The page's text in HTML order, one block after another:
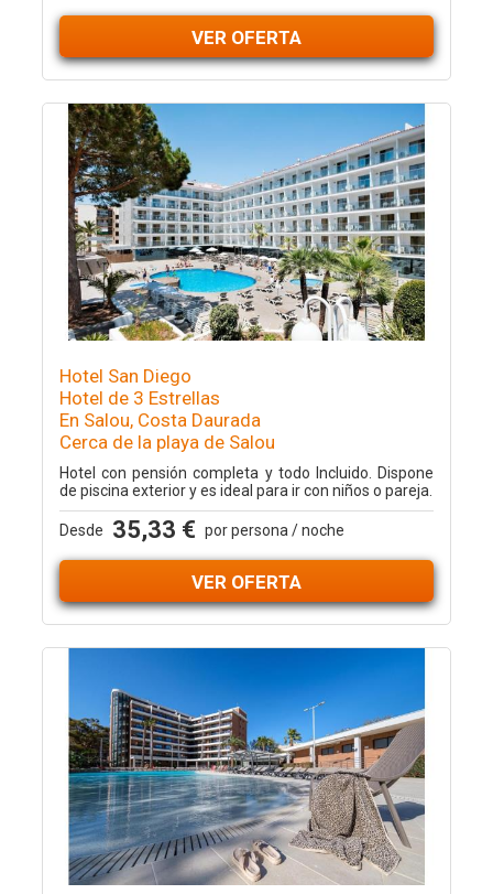
VER OFERTA
Hotel San Diego
Hotel de 3 Estrellas
En Salou, Costa Daurada
Cerca de la playa de Salou
Hotel con pensión completa y todo Incluido. Dispone
de piscina exterior y es ideal para ir con niños o pareja.
Desde 35,33 € por persona / noche
VER OFERTA